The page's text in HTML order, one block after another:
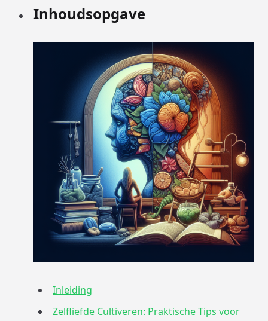
Inhoudsopgave
Inleiding
Zelfliefde Cultiveren: Praktische Tips voor